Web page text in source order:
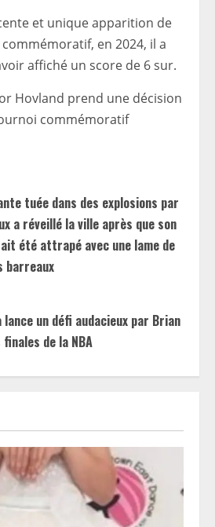
et unique apparition de
en 2024, il a
affiché un score de 6 sur.
Hovland prend une décision
commémoratif
tuée dans des explosions par
a réveillé la ville après que son
été attrapé avec une lame de
barreaux
lance un défi audacieux par Brian
de la NBA